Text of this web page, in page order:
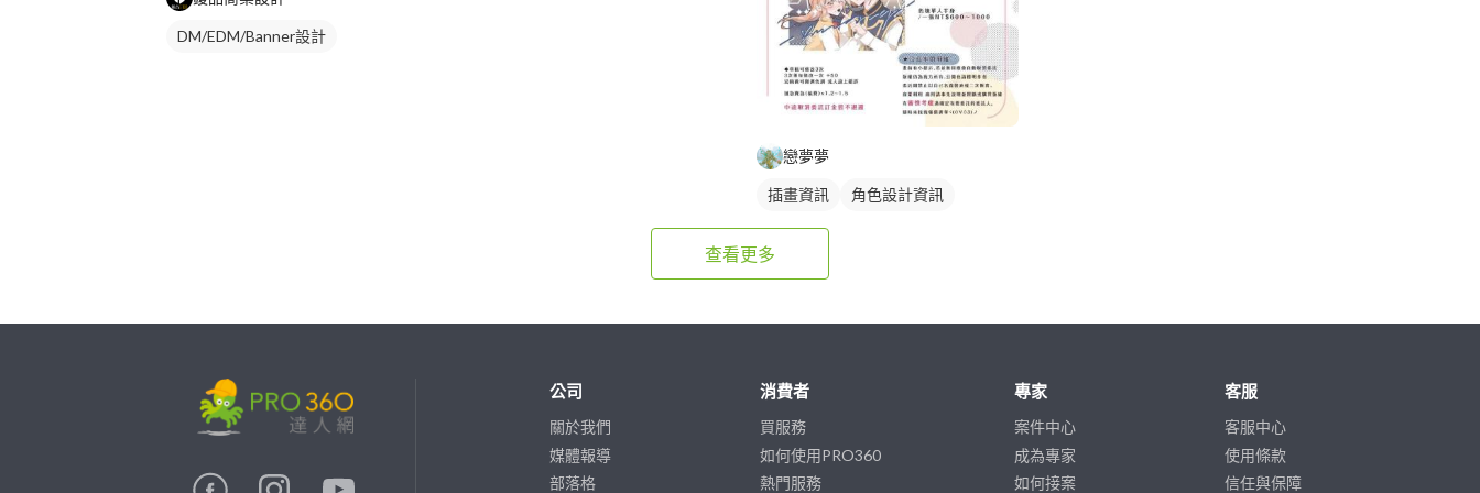
DM/EDM/Banner設計
戀夢夢
插畫資訊 角色設計資訊
查看更多
公司
關於我們
媒體報導
部落格
消費者
買服務
如何使用PRO360
熱門服務
專家
案件中心
成為專家
如何接案
客服
客服中心
使用條款
信任與保障